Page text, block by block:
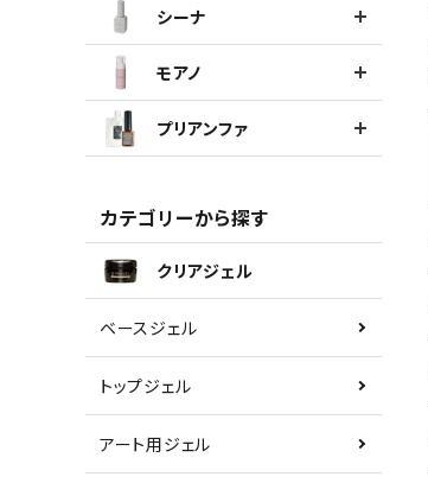
シーナ
モアノ
プリアンファ
カテゴリーから探す
クリアジェル
ベースジェル
トップジェル
アート用ジェル